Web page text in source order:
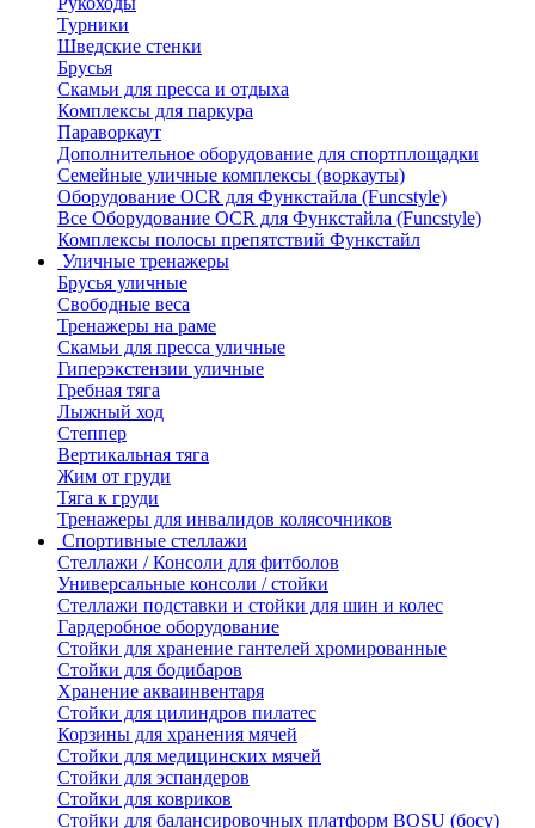
Турники
Шведские стенки
Брусья
Скамьи для пресса и отдыха
Комплексы для паркура
Параворкаут
Дополнительное оборудование для спортплощадки
Семейные уличные комплексы (воркауты)
Оборудование OCR для Функстайла (Funcstyle)
Все Оборудование OCR для Функстайла (Funcstyle)
Комплексы полосы препятствий Функстайл
Уличные тренажеры
Брусья уличные
Свободные веса
Тренажеры на раме
Скамьи для пресса уличные
Гиперэкстензии уличные
Гребная тяга
Лыжный ход
Степпер
Вертикальная тяга
Жим от груди
Тяга к груди
Тренажеры для инвалидов колясочников
Спортивные стеллажи
Стеллажи / Консоли для фитболов
Универсальные консоли / стойки
Стеллажи подставки и стойки для шин и колес
Гардеробное оборудование
Стойки для хранение гантелей хромированные
Стойки для бодибаров
Хранение акваинвентаря
Стойки для цилиндров пилатес
Корзины для хранения мячей
Стойки для медицинских мячей
Стойки для эспандеров
Стойки для ковриков
Стойки для балансировочных платформ BOSU (босу)